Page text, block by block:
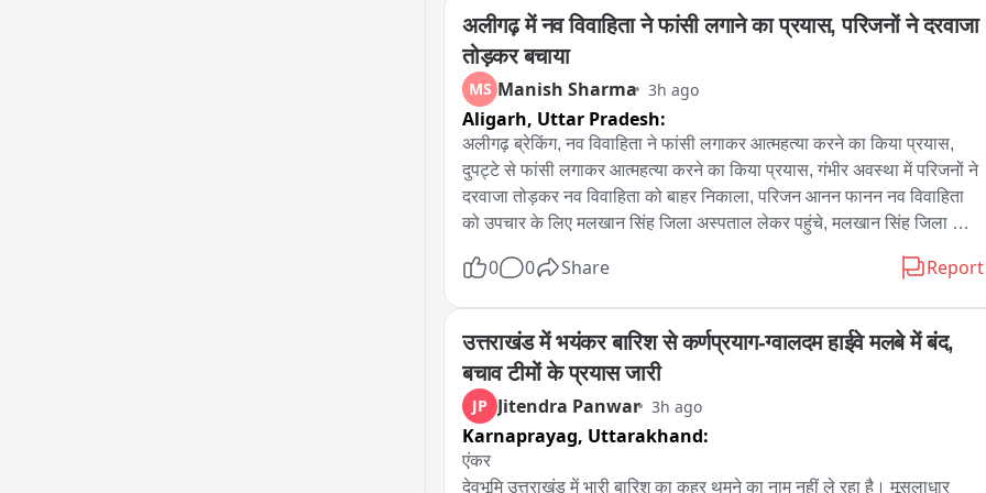
अलीगढ़ में नव विवाहिता ने फांसी लगाने का प्रयास, परिजनों ने दरवाजा
तोड़कर बचाया
MS Manish Sharma 3h ago
Aligarh, Uttar Pradesh:
अलीगढ़ ब्रेकिंग, नव विवाहिता ने फांसी लगाकर आत्महत्या करने का किया प्रयास,
दुपट्टे से फांसी लगाकर आत्महत्या करने का किया प्रयास, गंभीर अवस्था में परिजनों ने
दरवाजा तोड़कर नव विवाहिता को बाहर निकाला, परिजन आनन फानन नव विवाहिता
को उपचार के लिए मलखान सिंह जिला अस्पताल लेकर पहुंचे, मलखान सिंह जिला
पार्क के इलाके के अंबेडकर कॉलोनी की घटना
0 0 Share Report
उत्तराखंड में भयंकर बारिश से कर्णप्रयाग-ग्वालदम हाईवे मलबे में बंद,
बचाव टीमों के प्रयास जारी
JP Jitendra Panwar 3h ago
Karnaprayag, Uttarakhand:
एंकर
देवभूमि उत्तराखंड में भारी बारिश का कहर थमने का नाम नहीं ले रहा है। मूसलाधार